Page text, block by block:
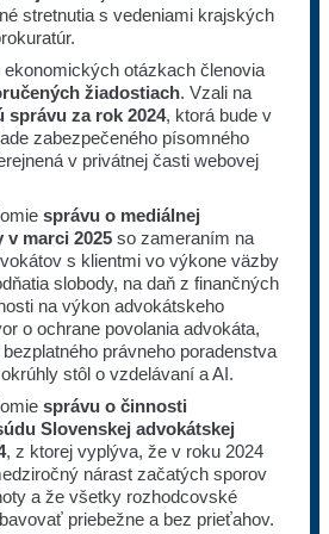
stretnutia s vedeniami krajských
otázkach členovia
žiadostiach. Vzali na
správu za rok 2024, ktorá bude v
zabezpečeného písomného
v privátnej časti webovej
správu o mediálnej
v marci 2025 so zameraním na
s klientmi vo výkone väzby
slobody, na daň z finančných
na výkon advokátskeho
o ochrane povolania advokáta,
právneho poradenstva
stôl o vzdelávaní a AI.
správu o činnosti
Slovenskej advokátskej
, z ktorej vyplýva, že v roku 2024
nárast začatých sporov
a že všetky rozhodcovské
priebežne a bez prieťahov.